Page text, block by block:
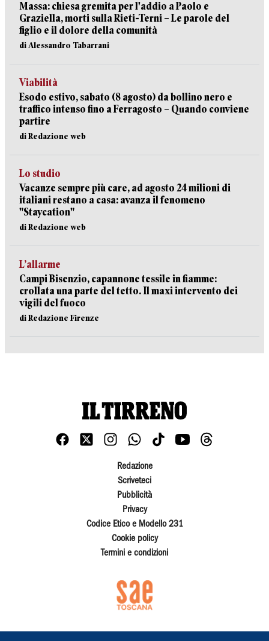
Massa: chiesa gremita per l'addio a Paolo e
Graziella, morti sulla Rieti-Terni – Le parole del
figlio e il dolore della comunità
di Alessandro Tabarrani
Viabilità
Esodo estivo, sabato (8 agosto) da bollino nero e
traffico intenso fino a Ferragosto – Quando conviene
partire
di Redazione web
Lo studio
Vacanze sempre più care, ad agosto 24 milioni di
italiani restano a casa: avanza il fenomeno
"Staycation"
di Redazione web
L’allarme
Campi Bisenzio, capannone tessile in fiamme:
crollata una parte del tetto. Il maxi intervento dei
vigili del fuoco
di Redazione Firenze
Redazione
Scriveteci
Pubblicità
Privacy
Codice Etico e Modello 231
Cookie policy
Termini e condizioni